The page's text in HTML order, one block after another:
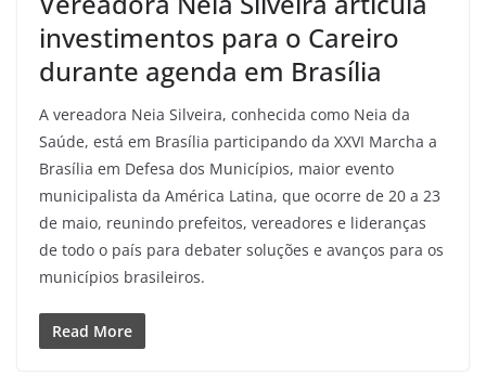
investimentos para o Careiro
durante agenda em Brasília
A vereadora Neia Silveira, conhecida como Neia da
Saúde, está em Brasília participando da XXVI Marcha a
Brasília em Defesa dos Municípios, maior evento
municipalista da América Latina, que ocorre de 20 a 23
de maio, reunindo prefeitos, vereadores e lideranças
de todo o país para debater soluções e avanços para os
municípios brasileiros.
Read More